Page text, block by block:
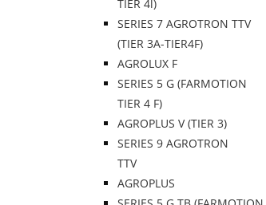
TIER 4l)
SERIES 7 AGROTRON TTV
(TIER 3A-TIER4F)
AGROLUX F
SERIES 5 G (FARMOTION
TIER 4 F)
AGROPLUS V (TIER 3)
SERIES 9 AGROTRON
TTV
AGROPLUS